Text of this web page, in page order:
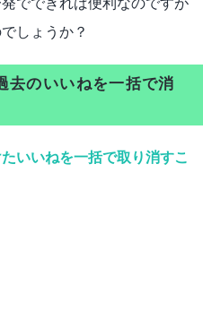
でできれば便利なのですが
しょうか？
のいいねを一括で消
いいねを一括で取り消すこ